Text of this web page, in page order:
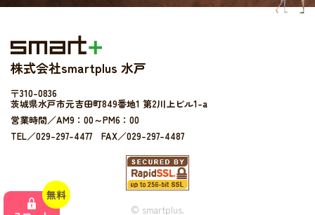
株式会社smartplus 水戸
〒310-0836
茨城県水戸市元吉田町849番地1 第2川上ビル1-a
営業時間／AM9：00～PM6：00
TEL／029-297-4477 FAX／029-297-4487
© smartplus.
無料